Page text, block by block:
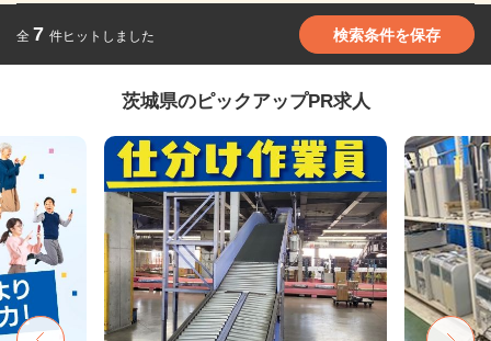
全 7 件ヒットしました 検索条件を保存
茨城県のピックアップPR求人